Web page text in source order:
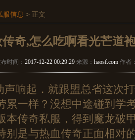
服信息 > 正文
奇,怎么吃啊看光芒道
时间： 2017-12-22 00:29:29 来源： haosf.com 作者
响起．就跟盟总省这次
累一样？没想中途碰到学
本传奇私服，得到魔龙破
别是与热血传奇正面相对